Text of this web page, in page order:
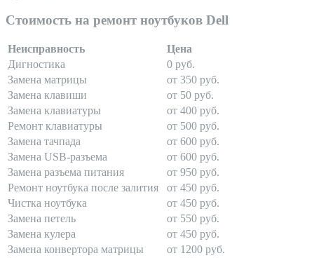
Стоимость на ремонт ноутбуков Dell
Неисправность
Цена
Дигностика
0 руб.
Замена матрицы
от 350 руб.
Замена клавиши
от 50 руб.
Замена клавиатуры
от 400 руб.
Ремонт клавиатуры
от 500 руб.
Замена тачпада
от 600 руб.
Замена USB-разъема
от 600 руб.
Замена разъема питания
от 950 руб.
Ремонт ноутбука после залития
от 450 руб.
Чистка ноутбука
от 450 руб.
Замена петель
от 550 руб.
Замена кулера
от 450 руб.
Замена конвертора матрицы
от 1200 руб.